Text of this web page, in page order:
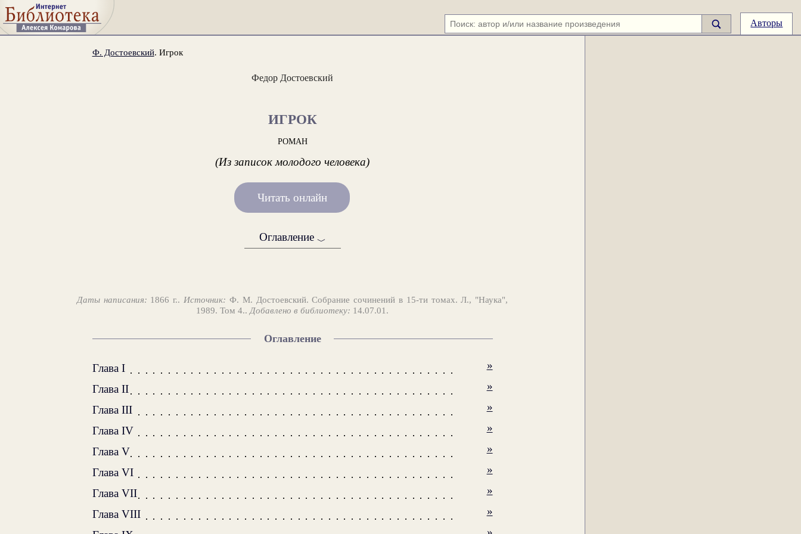
Авторы
Ф. Достоевский. Игрок
Федор Достоевский
ИГРОК
РОМАН
(Из записок молодого человека)
Читать онлайн
Оглавление ﹀
Даты написания: 1866 г.. Источник: Ф. М. Достоевский. Собрание сочинений в 15-ти томах. Л., "Наука",
1989. Том 4.. Добавлено в библиотеку: 14.07.01.
Оглавление
Глава I
»
Глава II
»
Глава III
»
Глава IV
»
Глава V
»
Глава VI
»
Глава VII
»
Глава VIII
»